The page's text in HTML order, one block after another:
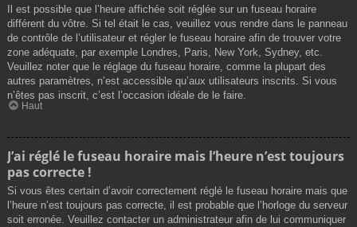
Il est possible que l’heure affichée soit réglée sur un fuseau horaire
différent du vôtre. Si tel était le cas, veuillez vous rendre dans le panneau
de contrôle de l’utilisateur et régler le fuseau horaire afin de trouver votre
zone adéquate, par exemple Londres, Paris, New York, Sydney, etc.
Veuillez noter que le réglage du fuseau horaire, comme la plupart des
autres paramètres, n’est accessible qu’aux utilisateurs inscrits. Si vous
n’êtes pas inscrit, c’est l’occasion idéale de le faire.
Haut
J’ai réglé le fuseau horaire mais l’heure n’est toujours
pas correcte !
Si vous êtes certain d’avoir correctement réglé le fuseau horaire mais que
l’heure n’est toujours pas correcte, il est probable que l’horloge du serveur
soit erronée. Veuillez contacter un administrateur afin de lui communiquer